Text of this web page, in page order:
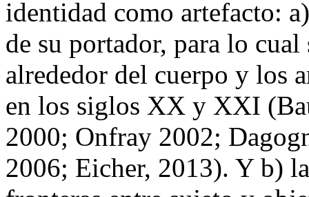
identidad como artefacto:
de su portador, para lo
alrededor del cuerpo y los
en los siglos XX y XXI
2000; Onfray 2002;
2006; Eicher, 2013). Y b)